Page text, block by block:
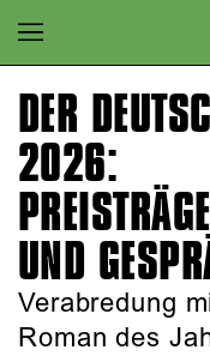
Zur
Zum
Zum Footer
DER
2026:
UND
Verabredung
Roman des